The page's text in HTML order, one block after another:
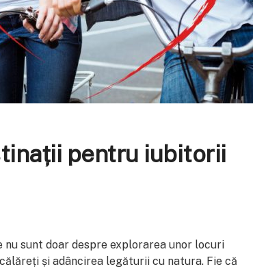
pentru iubitorii
sunt doar despre explorarea unor locuri
și adâncirea legăturii cu natura. Fie că